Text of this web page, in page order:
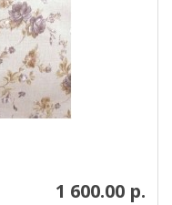
1 600.00 р.